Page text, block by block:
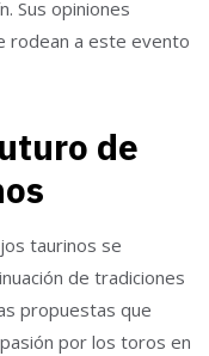
Sus opiniones
rodean a este evento
de
taurinos se
de tradiciones
propuestas que
por los toros en